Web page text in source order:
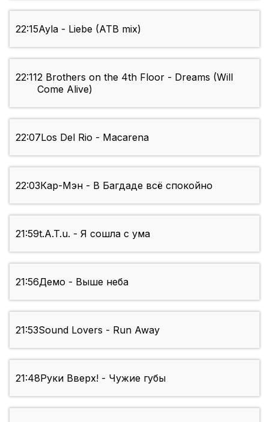
22:15Ayla - Liebe (ATB mix)
22:112 Brothers on the 4th Floor - Dreams (Will
Come Alive)
22:07Los Del Rio - Macarena
22:03Кар-Мэн - В Багдаде всё спокойно
21:59t.A.T.u. - Я сошла с ума
21:56Демо - Выше неба
21:53Sound Lovers - Run Away
21:48Руки Вверх! - Чужие губы